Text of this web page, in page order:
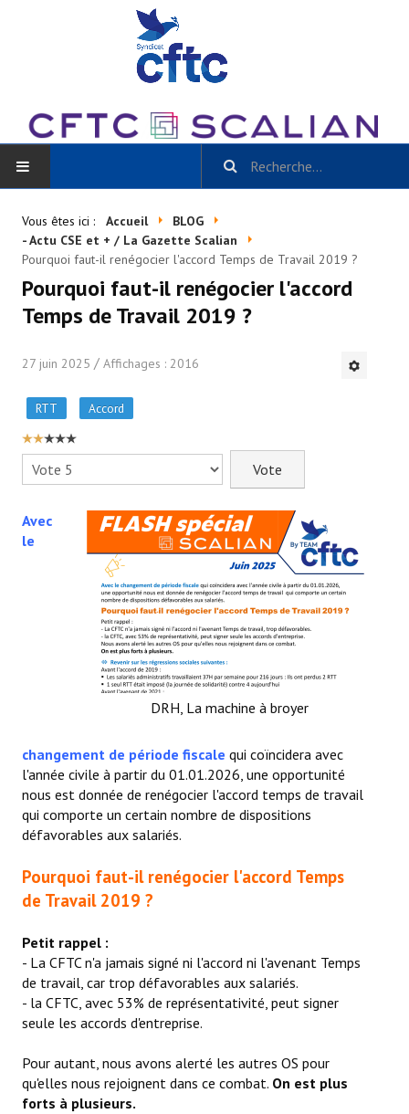
BLOG
Toutes les catégories
- Actu CSE et + / La Gazette Scalian
- - Slidehow Actu CSE et +
- - Slidehow La Gazette SCALIAN
- Accords d'Entreprise
- Vos Droits
Recherche avancée
NEWSLET'IN
S'inscrire à la Newletter Linkedin
Liens CFTC
Rejoignez Nous !
La CFTC Chez SCALIAN
> La Team en action
Formulaire de contact
AUTHENTIFICATION
- Via le site Internet du CSE SCALIAN
Vous êtes ici : Accueil
BLOG
- Actu CSE et + / La Gazette Scalian
Pourquoi faut-il renégocier l'accord Temps de Travail 2019 ?
Pourquoi faut-il renégocier l'accord
Temps de Travail 2019 ?
27 juin 2025 Affichages : 2016
RTT Accord
VOTE
UTILISATEUR:2/5
Veuillez
voter
DRH, La machine à broyer
Avec
le
changement de période fiscale qui coïncidera avec
l'année civile à partir du 01.01.2026, une opportunité
nous est donnée de renégocier l'accord temps de travail
qui comporte un certain nombre de dispositions
défavorables aux salariés.
Pourquoi faut-il renégocier l'accord Temps
de Travail 2019 ?
Petit rappel :
- La CFTC n'a jamais signé ni l'accord ni l'avenant Temps
de travail, car trop défavorables aux salariés.
- la CFTC, avec 53% de représentativité, peut signer
seule les accords d'entreprise.
Pour autant, nous avons alerté les autres OS pour
qu'elles nous rejoignent dans ce combat. On est plus
forts à plusieurs.